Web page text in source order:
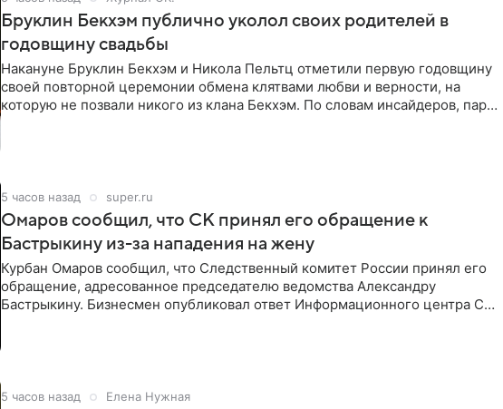
Бруклин Бекхэм публично уколол своих родителей в
годовщину свадьбы
Накануне Бруклин Бекхэм и Никола Пельтц отметили первую годовщину
своей повторной церемонии обмена клятвами любви и верности, на
которую не позвали никого из клана Бекхэм. По словам инсайдеров, пара
5 часов назад super.ru
Омаров сообщил, что СК принял его обращение к
Бастрыкину из-за нападения на жену
Курбан Омаров сообщил, что Следственный комитет России принял его
обращение, адресованное председателю ведомства Александру
Бастрыкину. Бизнесмен опубликовал ответ Информационного центра СК
5 часов назад Елена Нужная